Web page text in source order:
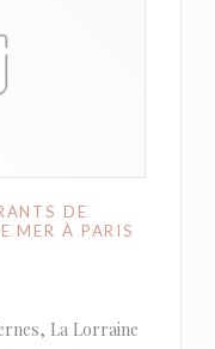
DE
MER À PARIS
La Lorraine